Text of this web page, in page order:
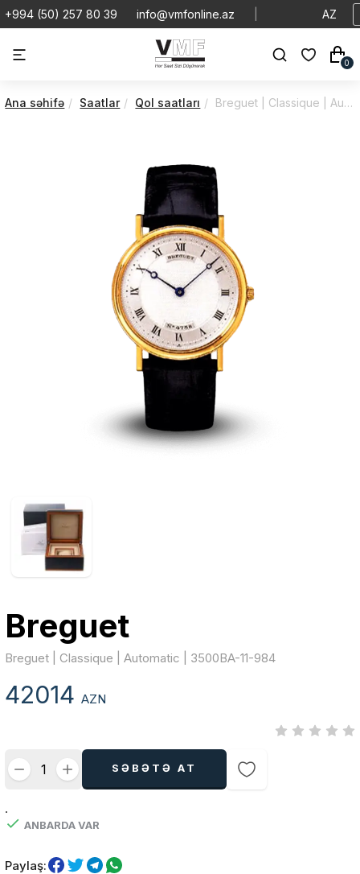
+994 (50) 257 80 39 info@vmfonline.az AZ
0
Ana səhifə Saatlar Qol saatları Breguet | Classique | Automatic | 3500BA-11-984
Breguet
Breguet | Classique | Automatic | 3500BA-11-984
42014AZN
SƏBƏTƏ AT
.
ANBARDA VAR
Paylaş: